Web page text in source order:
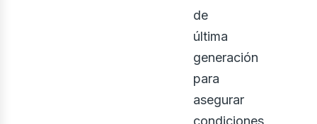
de
última
generación
para
asegurar
condiciones